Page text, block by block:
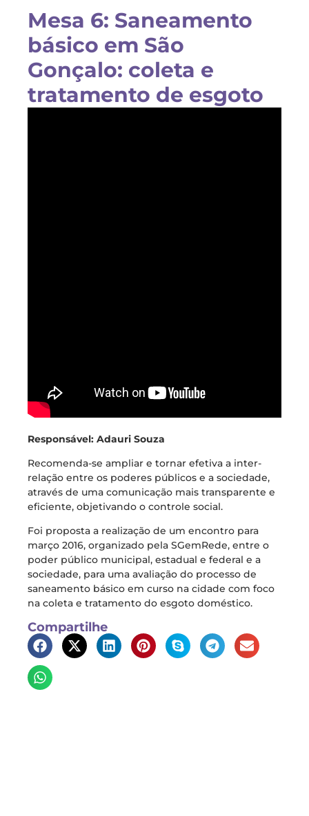
Mesa 6: Saneamento
básico em São
Gonçalo: coleta e
tratamento de esgoto
Responsável: Adauri Souza
Recomenda-se ampliar e tornar efetiva a inter-
relação entre os poderes públicos e a sociedade,
através de uma comunicação mais transparente e
eficiente, objetivando o controle social.
Foi proposta a realização de um encontro para
março 2016, organizado pela SGemRede, entre o
poder público municipal, estadual e federal e a
sociedade, para uma avaliação do processo de
saneamento básico em curso na cidade com foco
na coleta e tratamento do esgoto doméstico.
Compartilhe